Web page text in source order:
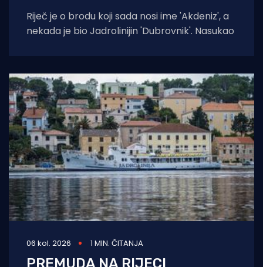
Riječ je o brodu koji sada nosi ime 'Akdeniz', a
nekada je bio Jadrolinijin 'Dubrovnik'. Nasukao
06 kol. 2026 1 MIN. ČITANJA
PREMUDA NA RIJECI